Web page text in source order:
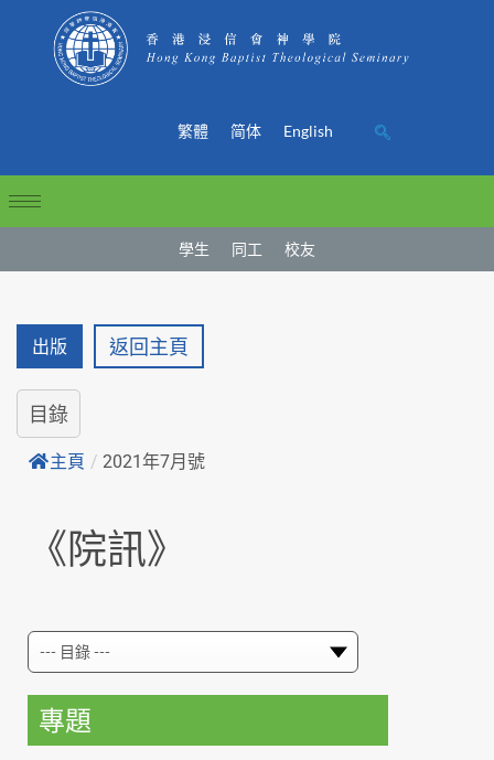
繁體 简体 English
學生 同工 校友
出版 返回主頁
目錄
主頁 / 2021年7月號
《院訊》
專題